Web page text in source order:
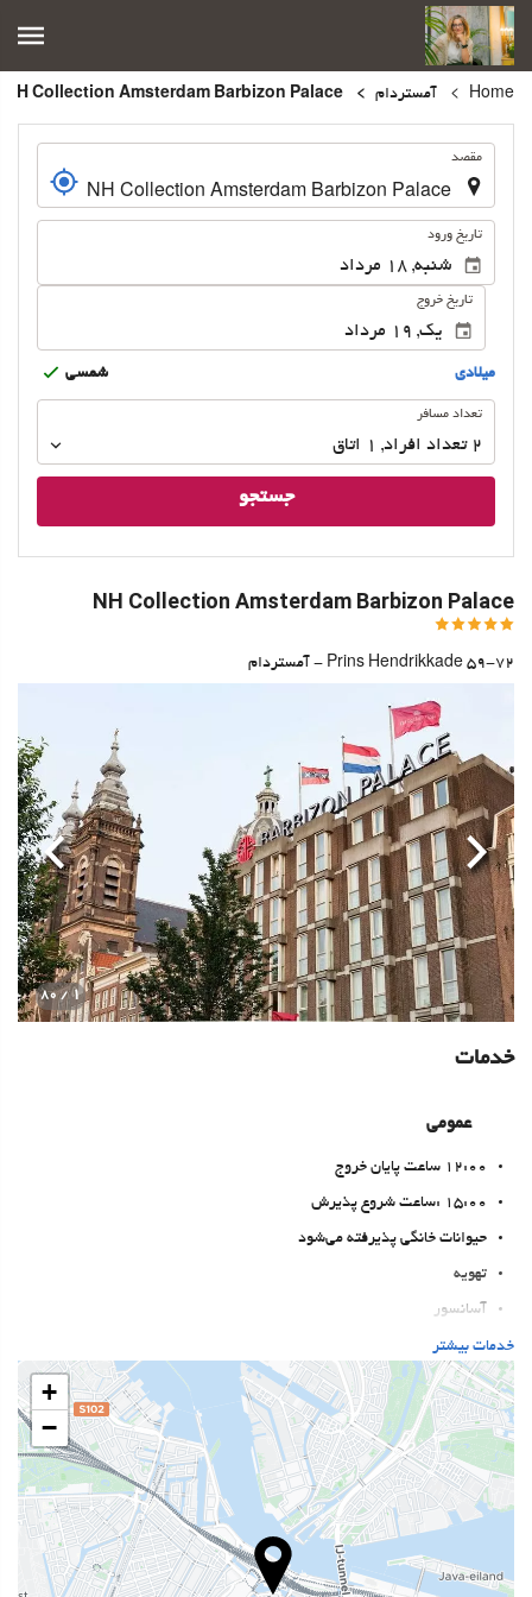
Home آمستردام
مقصد
تاریخ ورود
تاریخ خروج
ميلادى شمسى
تعداد
تعداد مسافر
2 تعداد افراد ,
1 اتاق
جستجو
NH Collection Amsterdam Barbizon Palace
Prins Hendrikkade 59-72 - آمستردام
1
/ 80
قبلی بعدی
خدمات
عمومی
12:00 ساعت پایان خروج
15:00 :ساعت شروع پذیرش
حیوانات خانگی پذیرفته می‌شود
تهویه
آسانسور
دسترسی افراد با محدودیت‌های حرکتی
اتاق‌های غیرسیگاری‌ها
بهداشت و سلامتی
سولاریوم
اسپا
Turkish/Steam Bath
خدمات بیشتر
+
−